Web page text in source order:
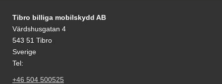
Alatunnisteen sisältö Sekalaista tietoa ja
Tibro billiga mobilskydd AB
Värdshusgatan 4
543 51 Tibro
Sverige
Tel:
+46 504 500525